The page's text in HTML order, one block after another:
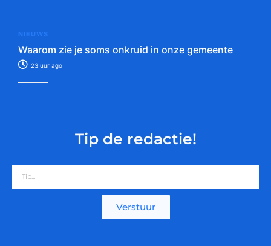
NIEUWS
Waarom zie je soms onkruid in onze gemeente
23 uur ago
Tip de redactie!
Verstuur